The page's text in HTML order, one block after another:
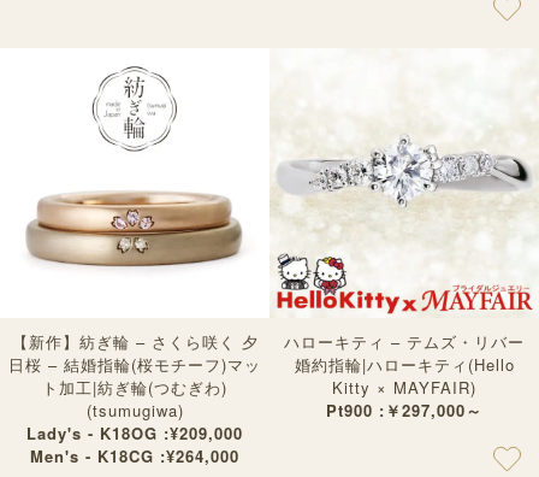
【新作】紡ぎ輪 – さくら咲く 夕
日桜 – 結婚指輪(桜モチーフ)マッ
ト加工|紡ぎ輪(つむぎわ)
(tsumugiwa)
Lady's - K18OG :¥209,000
Men's - K18CG :¥264,000
ハローキティ – テムズ・リバー
婚約指輪|ハローキティ(Hello
Kitty × MAYFAIR)
Pt900 :￥297,000～